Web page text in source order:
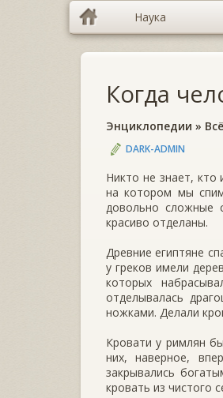
Наука
Когда
Энциклопедии »
DARK-ADMIN
Никто не знает,
на котором мы
довольно сложные
красиво отделаны.
Древние египтяне
у греков имели
которых
отделывалась
ножками. Делали
Кровати у римлян
них, наверное,
закрывались
кровать из чистого